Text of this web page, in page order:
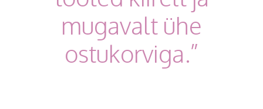
mugavalt ühe
ostukorviga.”